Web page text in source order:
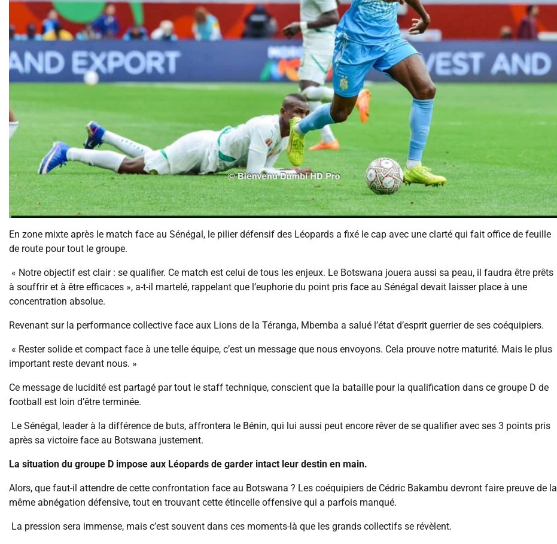
En zone mixte après le match face au Sénégal, le pilier défensif des Léopards a fixé le cap avec une clarté qui fait office de feuille
de route pour tout le groupe.
« Notre objectif est clair : se qualifier. Ce match est celui de tous les enjeux. Le Botswana jouera aussi sa peau, il faudra être prêts
à souffrir et à être efficaces », a-t-il martelé, rappelant que l’euphorie du point pris face au Sénégal devait laisser place à une
concentration absolue.
Revenant sur la performance collective face aux Lions de la Téranga, Mbemba a salué l’état d’esprit guerrier de ses coéquipiers.
« Rester solide et compact face à une telle équipe, c’est un message que nous envoyons. Cela prouve notre maturité. Mais le plus
important reste devant nous. »
Ce message de lucidité est partagé par tout le staff technique, conscient que la bataille pour la qualification dans ce groupe D de
football est loin d’être terminée.
Le Sénégal, leader à la différence de buts, affrontera le Bénin, qui lui aussi peut encore rêver de se qualifier avec ses 3 points pris
après sa victoire face au Botswana justement.
La situation du groupe D impose aux Léopards de garder intact leur destin en main.
Alors, que faut-il attendre de cette confrontation face au Botswana ? Les coéquipiers de Cédric Bakambu devront faire preuve de la
même abnégation défensive, tout en trouvant cette étincelle offensive qui a parfois manqué.
La pression sera immense, mais c’est souvent dans ces moments-là que les grands collectifs se révèlent.